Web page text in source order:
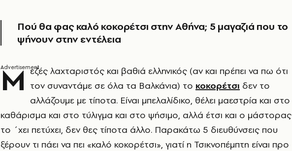
Πού θα φας καλό κοκορέτσι στην Αθήνα; 5 μαγαζιά που το
ψήνουν στην εντέλεια
Μ εζές λαχταριστός και βαθιά ελληνικός (αν και πρέπει να πω ότι
τον συναντάμε σε όλα τα Βαλκάνια) το κοκορέτσι δεν το
αλλάζουμε με τίποτα. Είναι μπελαλίδικο, θέλει μαεστρία και στο
καθάρισμα και στο τύλιγμα και στο ψήσιμο, αλλά έτσι και ο μάστορας
το ΄χει πετύχει, δεν θες τίποτα άλλο. Παρακάτω 5 διευθύνσεις που
ξέρουν τι πάει να πει «καλό κοκορέτσι», γιατί η Τσικνοπέμπτη είναι προ